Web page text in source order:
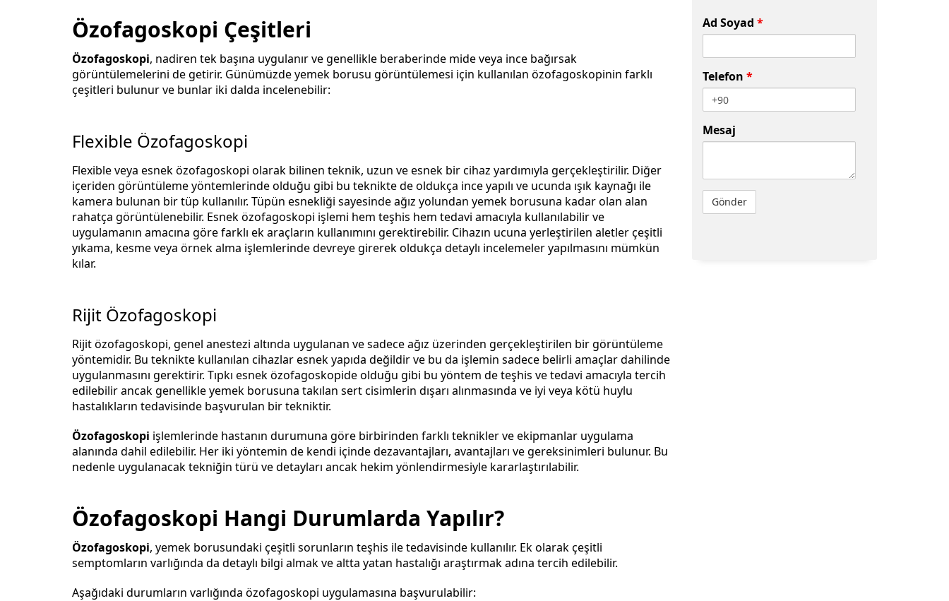
Özofagoskopi Çeşitleri
Özofagoskopi, nadiren tek başına uygulanır ve genellikle beraberinde mide veya ince bağırsak
görüntülemelerini de getirir. Günümüzde yemek borusu görüntülemesi için kullanılan özofagoskopinin farklı
çeşitleri bulunur ve bunlar iki dalda incelenebilir:
Flexible Özofagoskopi
Flexible veya esnek özofagoskopi olarak bilinen teknik, uzun ve esnek bir cihaz yardımıyla gerçekleştirilir. Diğer
içeriden görüntüleme yöntemlerinde olduğu gibi bu teknikte de oldukça ince yapılı ve ucunda ışık kaynağı ile
kamera bulunan bir tüp kullanılır. Tüpün esnekliği sayesinde ağız yolundan yemek borusuna kadar olan alan
rahatça görüntülenebilir. Esnek özofagoskopi işlemi hem teşhis hem tedavi amacıyla kullanılabilir ve
uygulamanın amacına göre farklı ek araçların kullanımını gerektirebilir. Cihazın ucuna yerleştirilen aletler çeşitli
yıkama, kesme veya örnek alma işlemlerinde devreye girerek oldukça detaylı incelemeler yapılmasını mümkün
kılar.
Rijit Özofagoskopi
Rijit özofagoskopi, genel anestezi altında uygulanan ve sadece ağız üzerinden gerçekleştirilen bir görüntüleme
yöntemidir. Bu teknikte kullanılan cihazlar esnek yapıda değildir ve bu da işlemin sadece belirli amaçlar dahilinde
uygulanmasını gerektirir. Tıpkı esnek özofagoskopide olduğu gibi bu yöntem de teşhis ve tedavi amacıyla tercih
edilebilir ancak genellikle yemek borusuna takılan sert cisimlerin dışarı alınmasında ve iyi veya kötü huylu
hastalıkların tedavisinde başvurulan bir tekniktir.
Özofagoskopi işlemlerinde hastanın durumuna göre birbirinden farklı teknikler ve ekipmanlar uygulama
alanında dahil edilebilir. Her iki yöntemin de kendi içinde dezavantajları, avantajları ve gereksinimleri bulunur. Bu
nedenle uygulanacak tekniğin türü ve detayları ancak hekim yönlendirmesiyle kararlaştırılabilir.
Özofagoskopi Hangi Durumlarda Yapılır?
Özofagoskopi, yemek borusundaki çeşitli sorunların teşhis ile tedavisinde kullanılır. Ek olarak çeşitli
semptomların varlığında da detaylı bilgi almak ve altta yatan hastalığı araştırmak adına tercih edilebilir.
Aşağıdaki durumların varlığında özofagoskopi uygulamasına başvurulabilir:
Ad Soyad *
Telefon *
Mesaj